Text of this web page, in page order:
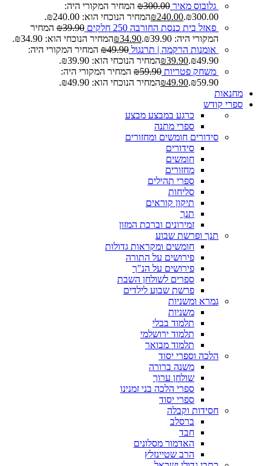
גלובוס מאיר ₪300.00
המחיר המקורי היה:
₪300.00.
₪240.00
המחיר הנוכחי הוא: ₪240.00.
פאזל בית כנסת החורבה 250 חלקים
₪39.90
המחיר
המקורי היה: ₪39.90.
₪34.90
המחיר הנוכחי הוא: ₪34.90.
אומנות הרקמה | תרנגול
₪49.90
המחיר המקורי היה:
₪49.90.
₪39.90
המחיר הנוכחי הוא: ₪39.90.
משחק פטריות
₪59.90
המחיר המקורי היה:
₪59.90.
₪49.90
המחיר הנוכחי הוא: ₪49.90.
מחנאות
ספרי קודש
כרגע במבצע מבצע
ספרי מתנה
סידורים חומשים ומחזורים
סידורים
חומשים
מחזורים
ספרי תהילים
סליחות
תיקון קוראים
תנך
זמירונים וברכת המזון
תנך ופרשת שבוע
חומשים ומקראות גדולות
פירושים על התורה
פירושים על הנ"ך
ספרים לשולחן השבת
פרשת שבוע לילדים
גמרא ומשניות
משניות
תלמוד בבלי
תלמוד ירושלמי
תלמוד מבואר
הלכה וספרי יסוד
משנה ברורה
שולחן ערוך
ספרי הלכה בני זמנינו
ספרי יסוד
חסידות וקבלה
ברסלב
חבד
האדמור מסלונים
הרב שטיינזלץ